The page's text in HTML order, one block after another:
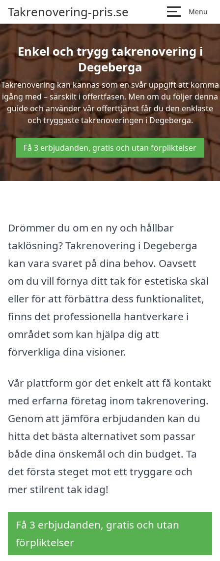
Takrenovering-pris.se Menu
Enkel och trygg takrenovering i
Degeberga
Takrenovering kan kännas som en svår uppgift att komma
igång med – särskilt i offertfasen. Men om du följer denna
guide och använder vår offerttjänst får du den enklaste
och tryggaste takrenoveringen i Degeberga.
Få 3 erbjudanden, gratis och utan förpliktelser
Drömmer du om en ny och hållbar
taklösning? Takrenovering i Degeberga
kan vara svaret på dina behov. Oavsett
om du vill förnya ditt tak för estetiska skäl
eller för att förbättra dess funktionalitet,
finns det professionella hantverkare i
området som kan hjälpa dig att
förverkliga dina visioner.
Vår plattform gör det enkelt att få kontakt
med erfarna företag inom takrenovering.
Genom att jämföra erbjudanden kan du
hitta det bästa alternativet som passar
både dina önskemål och din budget. Ta
det första steget mot ett tryggare och
mer stilrent tak idag!
Få 3 erbjudanden, gratis och utan
förpliktelser